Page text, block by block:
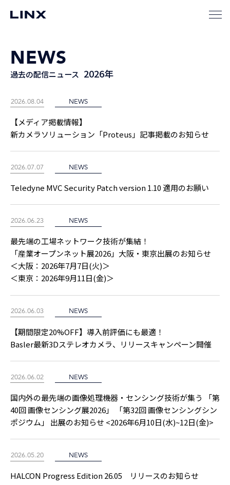
NEWS
過去の配信ニュース 2026年
2026.08.04 NEWS
【メディア掲載情報】
新カメラソリューション「Proteus」記事掲載のお知らせ
2026.07.07 NEWS
Teledyne MVC Security Patch version 1.10 適用のお願い
2026.06.23 NEWS
最先端の工場ネットワーク技術が集結！
「産業オープンネット展2026」大阪・東京出展のお知らせ
＜大阪：2026年7月7日(火)＞
＜東京：2026年9月11日(金)＞
2026.06.03 NEWS
【期間限定20%OFF】導入前評価にも最適！
Basler最新3Dステレオカメラ、リリースキャンペーン開催
2026.06.02 NEWS
国内外の最先端の画像処理機器・センシング技術が集う 「第
40回 画像センシング展2026」 「第32回 画像センシングシン
ポジウム」 出展のお知らせ <2026年6月10日(水)~12日(金)>
2026.05.20 NEWS
HALCON Progress Edition 26.05 リリースのお知らせ